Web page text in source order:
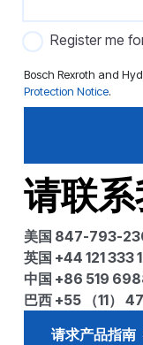
Register me
Bosch Rexroth and
Protection Notice.
请联系
美国 847-793-
英国 +44 121 333
中国 +86 519
巴西 +55 （11）
请求产品指南